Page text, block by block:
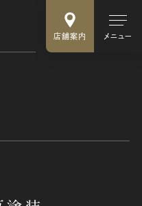
店舗案内 メニュー